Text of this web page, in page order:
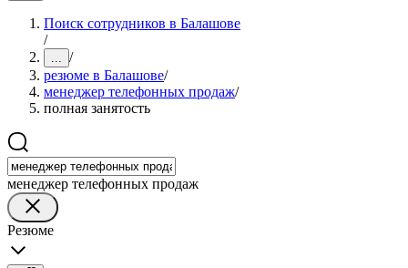
Поиск сотрудников в Балашове
/
... /
резюме в Балашове/
менеджер телефонных продаж/
полная занятость
менеджер телефонных продаж
Резюме